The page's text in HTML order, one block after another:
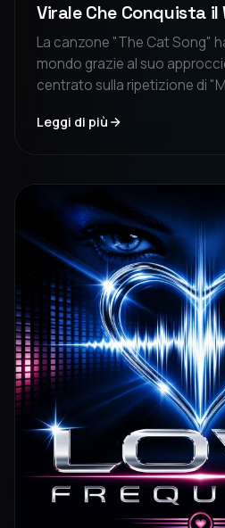
Virale Che Conquista il
La canzone "The Cat Song"
mondo grazie al suo
centrato sulla ripetizione di
e l'energia alta la rendono
Leggi di più